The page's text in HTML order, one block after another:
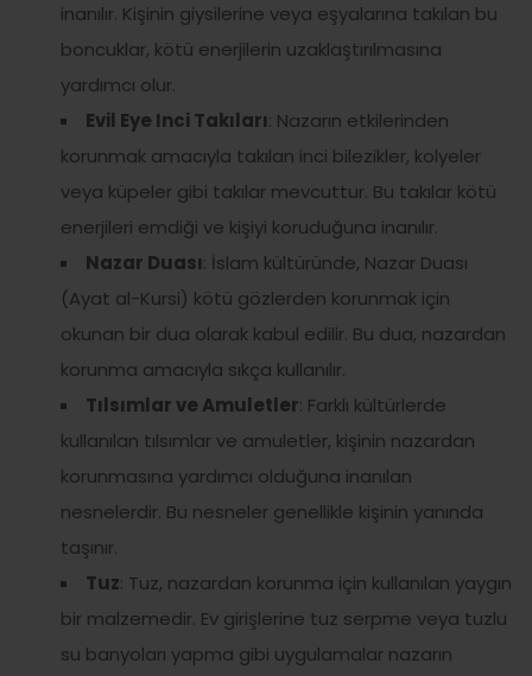
inanılır. Kişinin giysilerine veya eşyalarına takılan bu
boncuklar, kötü enerjilerin uzaklaştırılmasına
yardımcı olur.
Evil Eye Inci Takıları: Nazarın etkilerinden
korunmak amacıyla takılan inci bilezikler, kolyeler
veya küpeler gibi takılar mevcuttur. Bu takılar kötü
enerjileri emdiği ve kişiyi koruduğuna inanılır.
Nazar Duası: İslam kültüründe, Nazar Duası
(Ayat al-Kursi) kötü gözlerden korunmak için
okunan bir dua olarak kabul edilir. Bu dua, nazardan
korunma amacıyla sıkça kullanılır.
Tılsımlar ve Amuletler: Farklı kültürlerde
kullanılan tılsımlar ve amuletler, kişinin nazardan
korunmasına yardımcı olduğuna inanılan
nesnelerdir. Bu nesneler genellikle kişinin yanında
taşınır.
Tuz: Tuz, nazardan korunma için kullanılan yaygın
bir malzemedir. Ev girişlerine tuz serpme veya tuzlu
su banyoları yapma gibi uygulamalar nazarın